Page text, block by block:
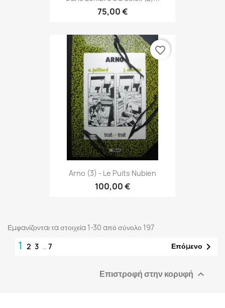
75,00 €
Arno (3) - Le Puits Nubien
100,00 €
favorite_border
Εμφανίζονται τα στοιχεία 1-30 από σύνολο 197
1 2 3 … 7 Επόμενο 
Επιστροφή στην κορυφή 